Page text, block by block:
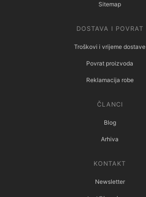
Sitemap
DOSTAVA I POVRAT
Troškovi i vrijeme dostave
Povrat proizvoda
Reklamacija robe
ČLANCI
Blog
Arhiva
KONTAKT
Newsletter